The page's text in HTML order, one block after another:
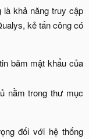
là khả năng truy cập
kẻ tấn công có
băm mật khẩu của
nằm trong thư mục
đối với hệ thống